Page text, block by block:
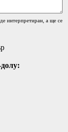
интерпретиран, а ще се